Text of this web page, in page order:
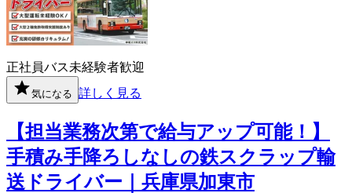
正社員バス未経験者歓迎
気になる 詳しく見る
【担当業務次第で給与アップ可能！】
手積み手降ろしなしの鉄スクラップ輸
送ドライバー｜兵庫県加東市